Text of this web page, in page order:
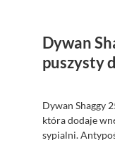
Dywan
puszysty
Dywan Shaggy
która dodaje
sypialni.